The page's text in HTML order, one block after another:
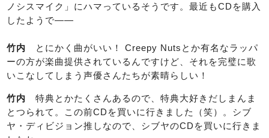
ノシスマイク」にハマっているそうです。最近もCDを購入
したようで――
竹内 とにかく曲がいい！ Creepy Nutsとか有名なラッパ
ーの方が楽曲提供されているんですけど、それを完璧に歌
いこなしてしまう声優さんたちが素晴らしい！
竹内 特典とかたくさんあるので、特典大好きだしまんま
とつられて。この前CDを買いに行きました（笑）。シブ
ヤ・ディビジョン推しなので、シブヤのCDを買いに行きま